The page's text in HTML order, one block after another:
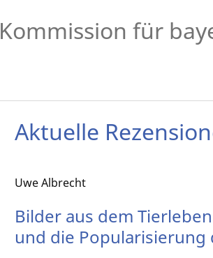
Kommission für
Aktuelle
Uwe Albrecht
Bilder aus dem
und die